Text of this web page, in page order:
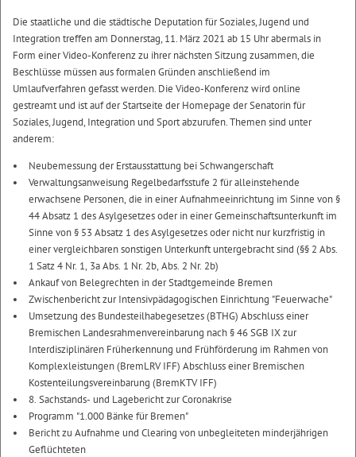
Die staatliche und die städtische Deputation für Soziales, Jugend und
Integration treffen am Donnerstag, 11. März 2021 ab 15 Uhr abermals in
Form einer Video-Konferenz zu ihrer nächsten Sitzung zusammen, die
Beschlüsse müssen aus formalen Gründen anschließend im
Umlaufverfahren gefasst werden. Die Video-Konferenz wird online
gestreamt und ist auf der Startseite der Homepage der Senatorin für
Soziales, Jugend, Integration und Sport abzurufen. Themen sind unter
anderem:
Neubemessung der Erstausstattung bei Schwangerschaft
Verwaltungsanweisung Regelbedarfsstufe 2 für alleinstehende
erwachsene Personen, die in einer Aufnahmeeinrichtung im Sinne von §
44 Absatz 1 des Asylgesetzes oder in einer Gemeinschaftsunterkunft im
Sinne von § 53 Absatz 1 des Asylgesetzes oder nicht nur kurzfristig in
einer vergleichbaren sonstigen Unterkunft untergebracht sind (§§ 2 Abs.
1 Satz 4 Nr. 1, 3a Abs. 1 Nr. 2b, Abs. 2 Nr. 2b)
Ankauf von Belegrechten in der Stadtgemeinde Bremen
Zwischenbericht zur Intensivpädagogischen Einrichtung "Feuerwache"
Umsetzung des Bundesteilhabegesetzes (BTHG) Abschluss einer
Bremischen Landesrahmenvereinbarung nach § 46 SGB IX zur
Interdisziplinären Früherkennung und Frühförderung im Rahmen von
Komplexleistungen (BremLRV IFF) Abschluss einer Bremischen
Kostenteilungsvereinbarung (BremKTV IFF)
8. Sachstands- und Lagebericht zur Coronakrise
Programm "1.000 Bänke für Bremen"
Bericht zu Aufnahme und Clearing von unbegleiteten minderjährigen
Geflüchteten